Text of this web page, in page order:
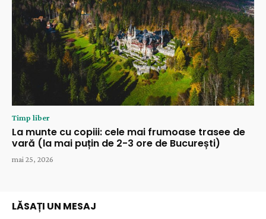
Timp liber
La munte cu copiii: cele mai frumoase trasee de
vară (la mai puțin de 2-3 ore de București)
mai 25, 2026
LĂSAȚI UN MESAJ